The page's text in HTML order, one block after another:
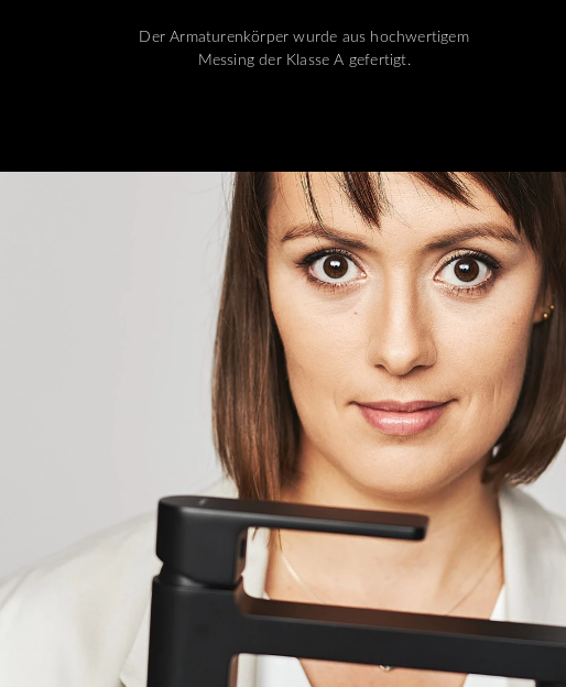
Der Armaturenkörper wurde aus hochwertigem
Messing der Klasse A gefertigt.